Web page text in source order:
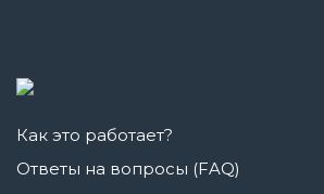
Как это работает?
Ответы на вопросы (FAQ)